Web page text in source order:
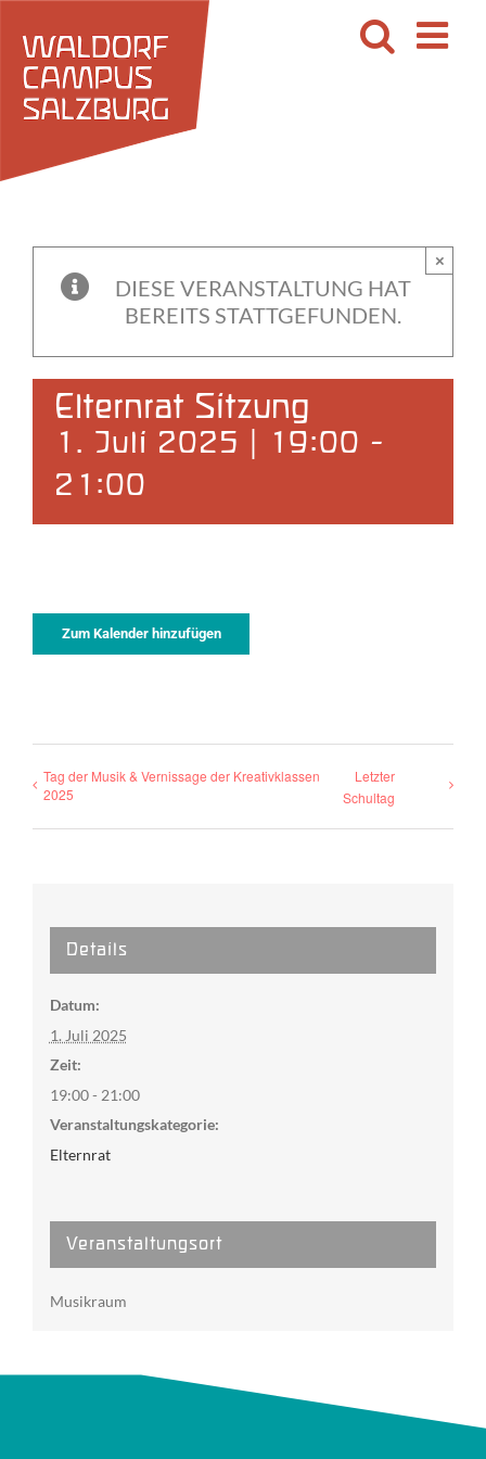
Inhalt
springen
DIESE VERANSTALTUNG HAT
BEREITS STATTGEFUNDEN.
×
Elternrat Sitzung
1. Juli 2025 | 19:00 -
21:00
Zum Kalender hinzufügen
Tag der Musik & Vernissage der Kreativklassen
2025
Letzter
Schultag
Details
Datum:
1. Juli 2025
Zeit:
19:00 - 21:00
Veranstaltungskategorie:
Elternrat
Veranstaltungsort
Musikraum